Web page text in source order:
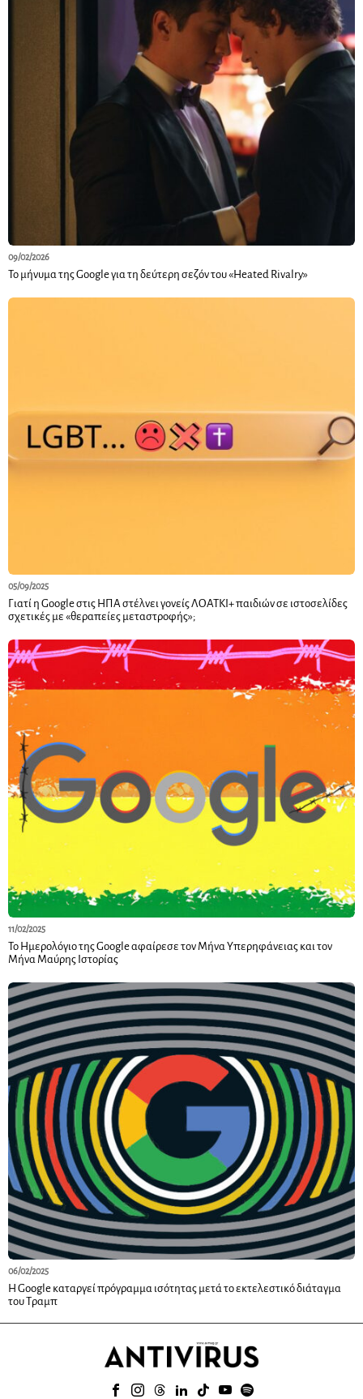
09/02/2026
Το μήνυμα της Google για τη δεύτερη σεζόν του «Heated Rivalry»
05/09/2025
Γιατί η Google στις ΗΠΑ στέλνει γονείς ΛΟΑΤΚΙ+ παιδιών σε ιστοσελίδες
σχετικές με «θεραπείες μεταστροφής»;
11/02/2025
Το Ημερολόγιο της Google αφαίρεσε τον Μήνα Υπερηφάνειας και τον
Μήνα Μαύρης Ιστορίας
06/02/2025
Η Google καταργεί πρόγραμμα ισότητας μετά το εκτελεστικό διάταγμα
του Τραμπ